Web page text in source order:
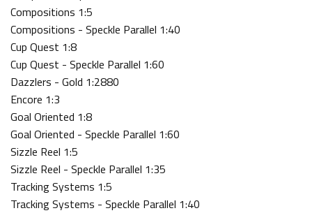
Compositions 1:5
Compositions - Speckle Parallel 1:40
Cup Quest 1:8
Cup Quest - Speckle Parallel 1:60
Dazzlers - Gold 1:2880
Encore 1:3
Goal Oriented 1:8
Goal Oriented - Speckle Parallel 1:60
Sizzle Reel 1:5
Sizzle Reel - Speckle Parallel 1:35
Tracking Systems 1:5
Tracking Systems - Speckle Parallel 1:40